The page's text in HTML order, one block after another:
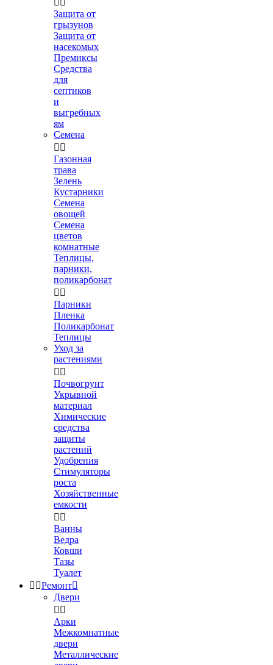
 
Защита от
грызунов
Защита от
насекомых
Премиксы
Средства
для
септиков
и
выгребных
ям
Семена
 
Газонная
трава
Зелень
Кустарники
Семена
овощей
Семена
цветов
комнатные
Теплицы,
парники,
поликарбонат
 
Парники
Пленка
Поликарбонат
Теплицы
Уход за
растениями
 
Почвогрунт
Укрывной
материал
Химические
средства
защиты
растений
Удобрения
Стимуляторы
роста
Хозяйственные
емкости
 
Ванны
Ведра
Ковши
Тазы
Туалет
 Ремонт
Двери
 
Арки
Межкомнатные
двери
Металлические